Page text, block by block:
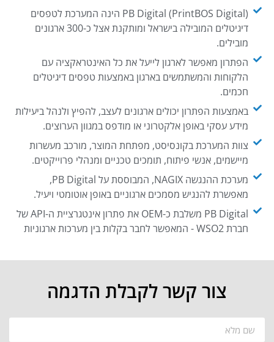
PB Digital (PrintBOS Digital) הינה המערכת לטפסים
דיגיטלים המובילה בישראל ומותקנת אצל כ-300 ארגונים
מובילים.
הפתרון מאפשר לארגון לייעל את כל האינטראקציה עם
הלקוחות והמשתמשים בארגון באמצעות טפסים דיגיטלים
חכמים.
באמצעות הפתרון יכולים ארגונים לעצב, להפיץ ולנהל ביעילות
מידע עסקי באופן אלקטרוני או מודפס במגוון הערוצים.
צוות המערכת בקונסיסט, מפתחת המוצר, מורכב מעשרות
מיישמים, אנשי פיתוח, תומכים טכניים ומנהלי פרוייקטים.
מערכת ההנגשה NAGIX, המבוססת על PB Digital,
מאפשרת להנגיש מסמכים ארגוניים באופן אוטומטי ויעיל.
PB Digital משלבת כ-OEM את פתרון אינטגרציית ה-API של
חברת WSO2 - המאפשר לחבר בקלות בין מערכות ארגוניות
צור קשר לקבלת הדגמה